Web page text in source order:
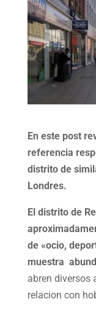
En este post
referencia
distrito de
Londres.
El distrito de
de «ocio,
muestra
abren diversos
relacion con